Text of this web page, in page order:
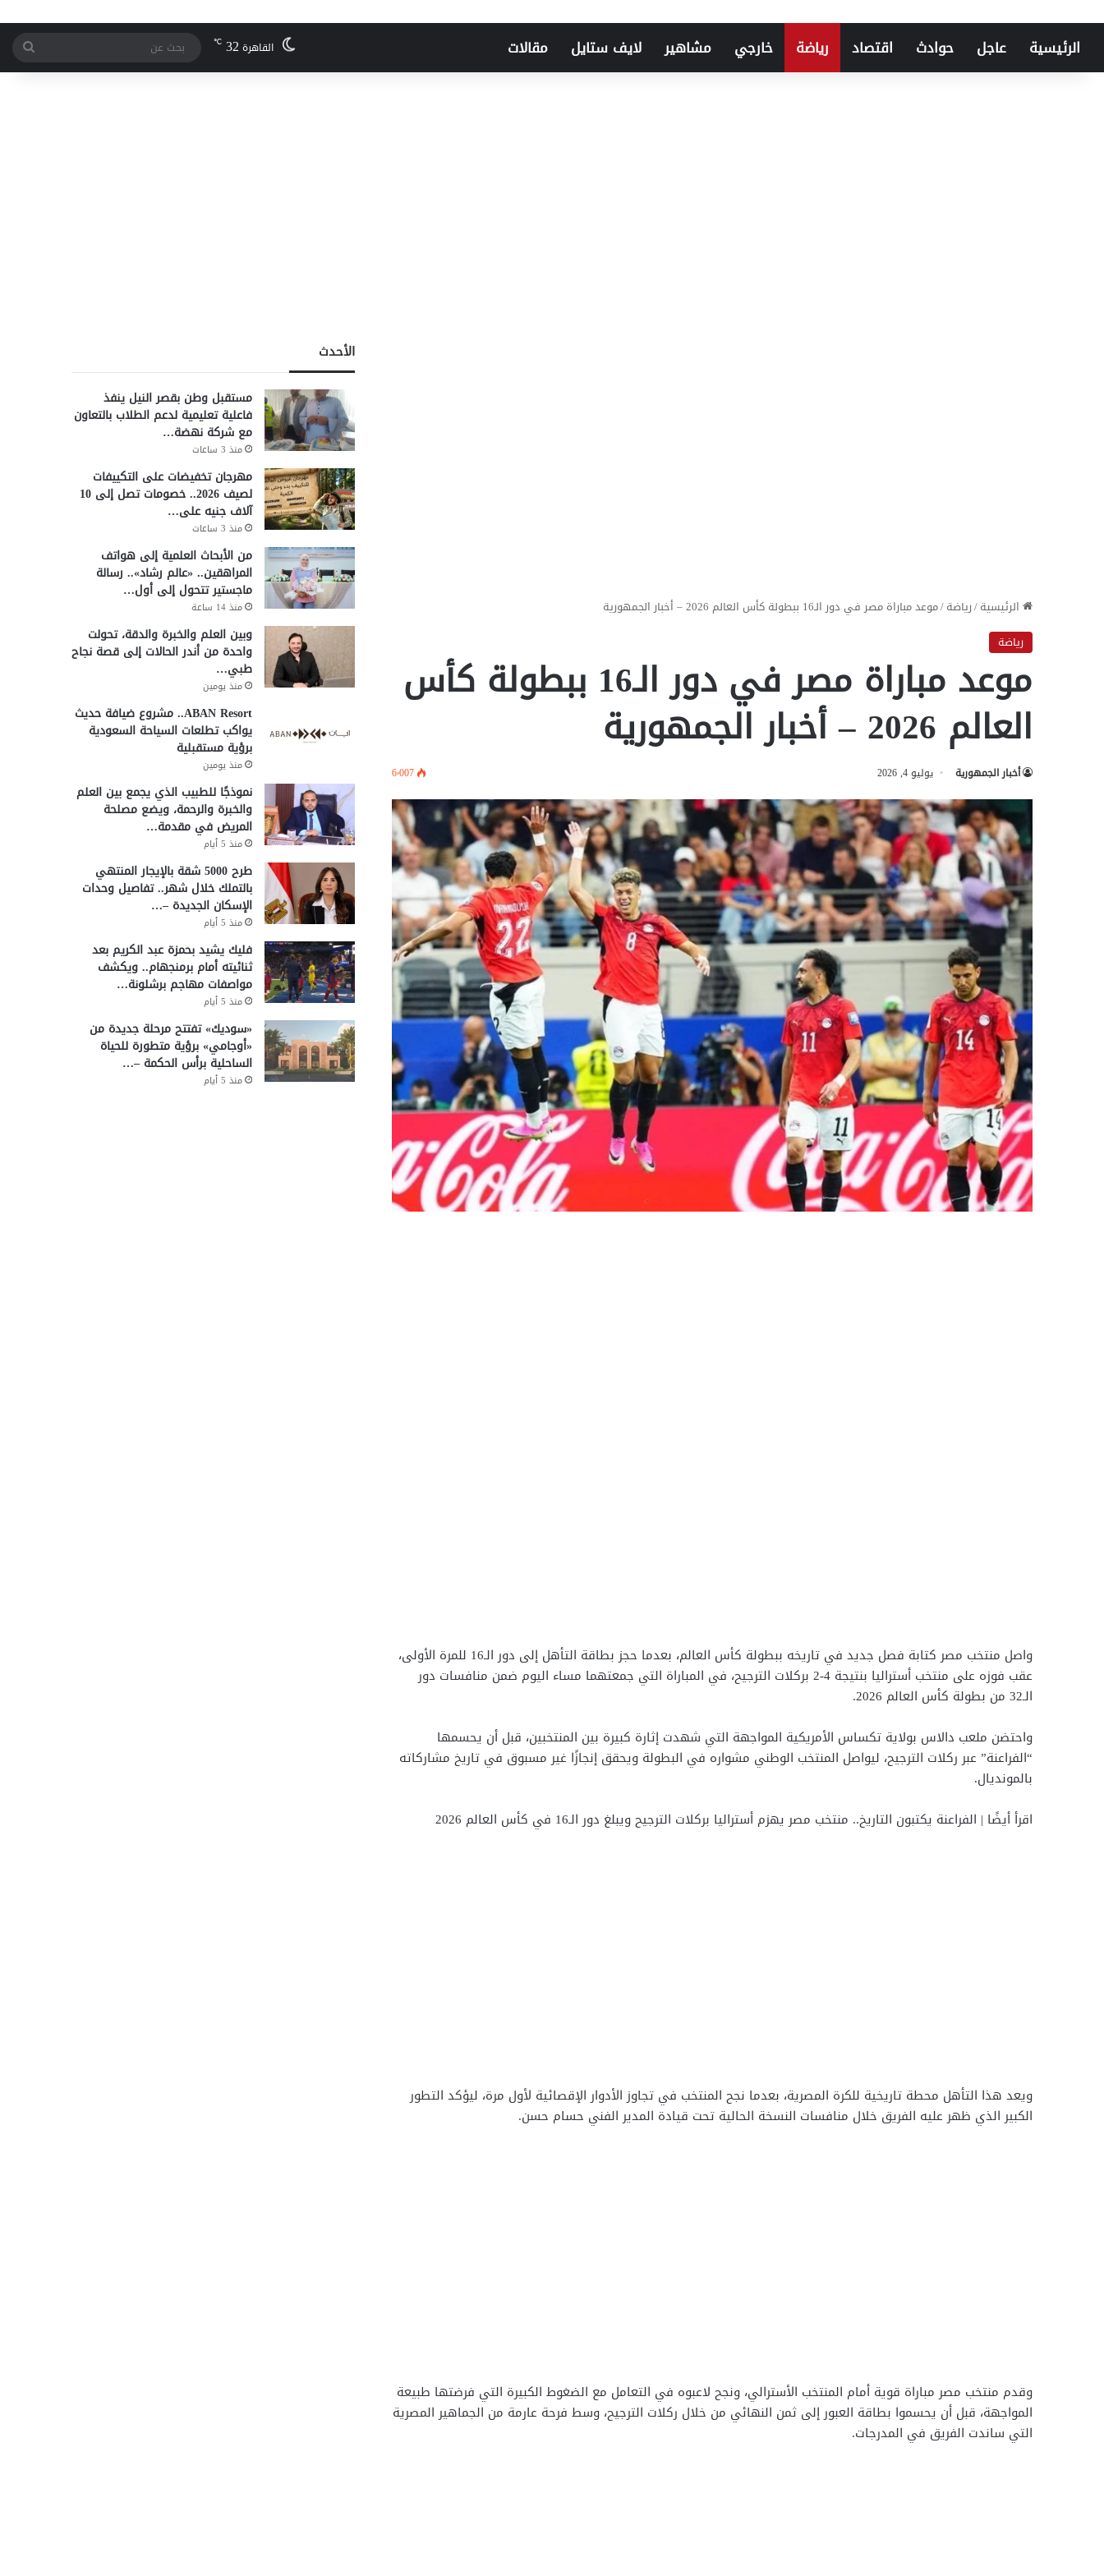
الرئيسية عاجل حوادث اقتصاد رياضة خارجي مشاهير لايف ستايل مقالات القاهرة32
℃
عن
الرئيسية/رياضة/موعد مباراة مصر في دور الـ16 ببطولة كأس العالم 2026 – أخبار الجمهورية
رياضة
موعد مباراة مصر في دور الـ16 ببطولة كأس
العالم 2026 – أخبار الجمهورية
أخبار الجمهورية يوليو 4, 2026 6٬007
واصل منتخب مصر كتابة فصل جديد في تاريخه ببطولة كأس العالم، بعدما حجز بطاقة التأهل إلى دور الـ16 للمرة الأولى،
عقب فوزه على منتخب أستراليا بنتيجة 4-2 بركلات الترجيح، في المباراة التي جمعتهما مساء اليوم ضمن منافسات دور
الـ32 من بطولة كأس العالم 2026.
واحتضن ملعب دالاس بولاية تكساس الأمريكية المواجهة التي شهدت إثارة كبيرة بين المنتخبين، قبل أن يحسمها
“الفراعنة” عبر ركلات الترجيح، ليواصل المنتخب الوطني مشواره في البطولة ويحقق إنجازًا غير مسبوق في تاريخ مشاركاته
بالمونديال.
اقرأ أيضًا | الفراعنة يكتبون التاريخ.. منتخب مصر يهزم أستراليا بركلات الترجيح ويبلغ دور الـ16 في كأس العالم 2026
ويعد هذا التأهل محطة تاريخية للكرة المصرية، بعدما نجح المنتخب في تجاوز الأدوار الإقصائية لأول مرة، ليؤكد التطور
الكبير الذي ظهر عليه الفريق خلال منافسات النسخة الحالية تحت قيادة المدير الفني حسام حسن.
وقدم منتخب مصر مباراة قوية أمام المنتخب الأسترالي، ونجح لاعبوه في التعامل مع الضغوط الكبيرة التي فرضتها طبيعة
المواجهة، قبل أن يحسموا بطاقة العبور إلى ثمن النهائي من خلال ركلات الترجيح، وسط فرحة عارمة من الجماهير المصرية
التي ساندت الفريق في المدرجات.
الأحدث
مستقبل وطن بقصر النيل ينفذ
فاعلية تعليمية لدعم الطلاب بالتعاون
مع شركة نهضة…
منذ 3 ساعات
مهرجان تخفيضات على التكييفات
لصيف 2026.. خصومات تصل إلى 10
آلاف جنيه على…
منذ 3 ساعات
من الأبحاث العلمية إلى هواتف
المراهقين.. «عالم رشاد».. رسالة
ماجستير تتحول إلى أول…
منذ 14 ساعة
وبين العلم والخبرة والدقة، تحولت
واحدة من أندر الحالات إلى قصة نجاح
طبي…
منذ يومين
ABAN Resort.. مشروع ضيافة حديث
يواكب تطلعات السياحة السعودية
برؤية مستقبلية
منذ يومين
نموذجًا للطبيب الذي يجمع بين العلم
والخبرة والرحمة، ويضع مصلحة
المريض في مقدمة…
منذ 5 أيام
طرح 5000 شقة بالإيجار المنتهي
بالتملك خلال شهر.. تفاصيل وحدات
الإسكان الجديدة –…
منذ 5 أيام
فليك يشيد بحمزة عبد الكريم بعد
ثنائيته أمام برمنجهام.. ويكشف
مواصفات مهاجم برشلونة…
منذ 5 أيام
«سوديك» تفتتح مرحلة جديدة من
«أوجامي» برؤية متطورة للحياة
الساحلية برأس الحكمة –…
منذ 5 أيام